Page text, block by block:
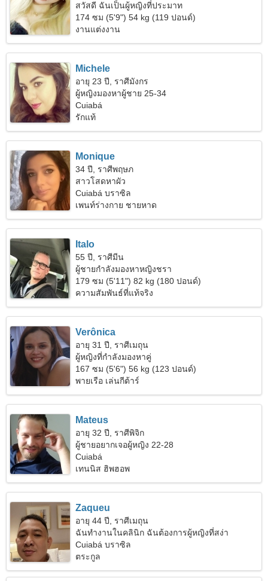
สวัสดี ฉันเป็นผู้หญิงที่ประมาท
174 ซม (5'9") 54 kg (119 ปอนด์)
งานแต่งงาน
Michele
อายุ 23 ปี, ราศีมังกร
ผู้หญิงมองหาผู้ชาย 25-34
Cuiabá
รักแท้
Monique
34 ปี, ราศีพฤษภ
สาวโสดหาผัว
Cuiabá บราซิล
เพนท์ร่างกาย ชายหาด
Italo
55 ปี, ราศีมีน
ผู้ชายกำลังมองหาหญิงชรา
179 ซม (5'11") 82 kg (180 ปอนด์)
ความสัมพันธ์ที่แท้จริง
Verônica
อายุ 31 ปี, ราศีเมถุน
ผู้หญิงที่กำลังมองหาคู่
167 ซม (5'6") 56 kg (123 ปอนด์)
พายเรือ เล่นกีต้าร์
Mateus
อายุ 32 ปี, ราศีพิจิก
ผู้ชายอยากเจอผู้หญิง 22-28
Cuiabá
เทนนิส ฮิพฮอพ
Zaqueu
อายุ 44 ปี, ราศีเมถุน
ฉันทำงานในคลินิก ฉันต้องการผู้หญิงที่สง่า
Cuiabá บราซิล
ตระกูล